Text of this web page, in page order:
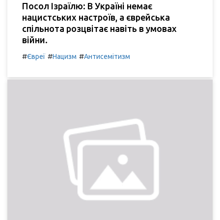
Посол Ізраїлю: В Україні немає
нацистських настроїв, а єврейська
спільнота розцвітає навіть в умовах
війни.
#Євреї #Нацизм #Антисемітизм